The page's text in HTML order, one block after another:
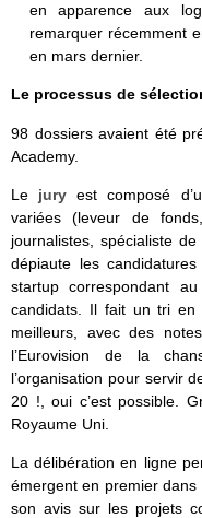
en apparence aux
remarquer récemment
en mars dernier.
Le processus de
98 dossiers avaient été
Academy.
Le jury est composé
variées (leveur de
journalistes, spécialiste
dépiaute les
startup correspondant
candidats. Il fait un tri en
meilleurs, avec des
l’Eurovision de la
l’organisation pour servir
20 !, oui c’est possible.
Royaume Uni.
La délibération en ligne
émergent en premier
son avis sur les projets